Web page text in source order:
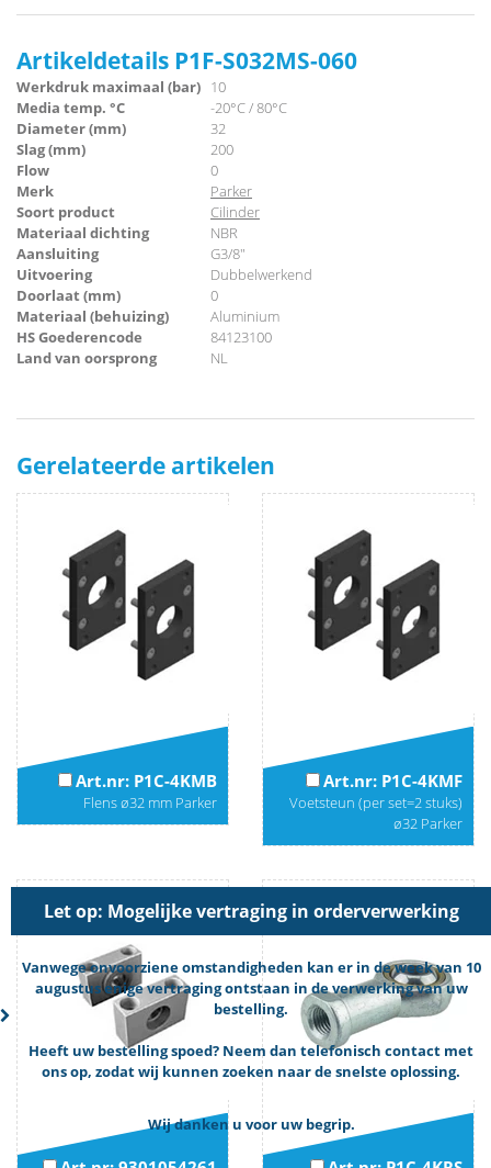
Let op: Mogelijke vertraging in orderverwerking
Vanwege onvoorziene omstandigheden kan er in de week van 10
augustus enige vertraging ontstaan in de verwerking van uw
bestelling.
Heeft uw bestelling spoed? Neem dan telefonisch contact met
ons op, zodat wij kunnen zoeken naar de snelste oplossing.
Wij danken u voor uw begrip.
Artikeldetails P1F-S032MS-060
Werkdruk maximaal (bar) 10
Media temp. °C
-20°C / 80°C
Diameter (mm)
32
Slag (mm)
200
Flow
0
Merk
Parker
Soort product
Cilinder
Materiaal dichting
NBR
Aansluiting
G3/8"
Uitvoering
Dubbelwerkend
Doorlaat (mm)
0
Materiaal (behuizing)
Aluminium
HS Goederencode
84123100
Land van oorsprong
NL
Gerelateerde artikelen
Art.nr: P1C-4KMB
Flens ø32 mm Parker
Art.nr: P1C-4KMF
Voetsteun (per set=2 stuks)
ø32 Parker